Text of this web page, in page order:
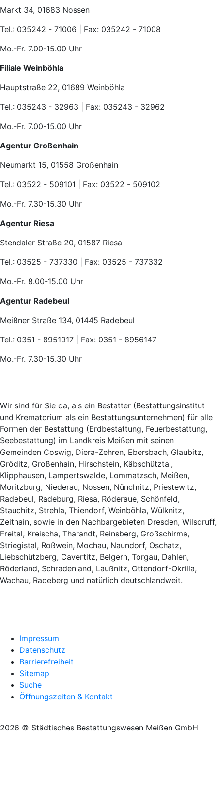
Markt 34, 01683 Nossen
Tel.: 035242 - 71006 | Fax: 035242 - 71008
Mo.-Fr. 7.00-15.00 Uhr
Filiale Weinböhla
Hauptstraße 22, 01689 Weinböhla
Tel.: 035243 - 32963 | Fax: 035243 - 32962
Mo.-Fr. 7.00-15.00 Uhr
Agentur Großenhain
Neumarkt 15, 01558 Großenhain
Tel.: 03522 - 509101 | Fax: 03522 - 509102
Mo.-Fr. 7.30-15.30 Uhr
Agentur Riesa
Stendaler Straße 20, 01587 Riesa
Tel.: 03525 - 737330 | Fax: 03525 - 737332
Mo.-Fr. 8.00-15.00 Uhr
Agentur Radebeul
Meißner Straße 134, 01445 Radebeul
Tel.: 0351 - 8951917 | Fax: 0351 - 8956147
Mo.-Fr. 7.30-15.30 Uhr
Wir sind für Sie da, als ein Bestatter (Bestattungsinstitut
und Krematorium als ein Bestattungsunternehmen) für alle
Formen der Bestattung (Erdbestattung, Feuerbestattung,
Seebestattung) im Landkreis Meißen mit seinen
Gemeinden Coswig, Diera-Zehren, Ebersbach, Glaubitz,
Gröditz, Großenhain, Hirschstein, Käbschütztal,
Klipphausen, Lampertswalde, Lommatzsch, Meißen,
Moritzburg, Niederau, Nossen, Nünchritz, Priestewitz,
Radebeul, Radeburg, Riesa, Röderaue, Schönfeld,
Stauchitz, Strehla, Thiendorf, Weinböhla, Wülknitz,
Zeithain, sowie in den Nachbargebieten Dresden, Wilsdruff,
Freital, Kreischa, Tharandt, Reinsberg, Großschirma,
Striegistal, Roßwein, Mochau, Naundorf, Oschatz,
Liebschützberg, Cavertitz, Belgern, Torgau, Dahlen,
Röderland, Schradenland, Laußnitz, Ottendorf-Okrilla,
Wachau, Radeberg und natürlich deutschlandweit.
Impressum
Datenschutz
Barrierefreiheit
Sitemap
Suche
Öffnungszeiten & Kontakt
2026 © Städtisches Bestattungswesen Meißen GmbH